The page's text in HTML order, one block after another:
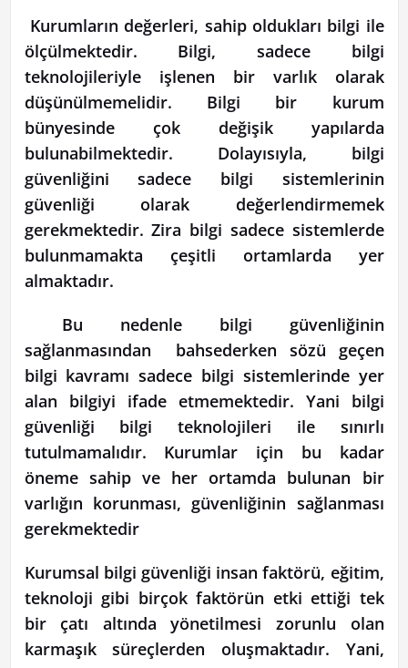
Kurumların değerleri, sahip oldukları bilgi ile
ölçülmektedir. Bilgi, sadece bilgi
teknolojileriyle işlenen bir varlık olarak
düşünülmemelidir. Bilgi bir kurum
bünyesinde çok değişik yapılarda
bulunabilmektedir. Dolayısıyla, bilgi
güvenliğini sadece bilgi sistemlerinin
güvenliği olarak değerlendirmemek
gerekmektedir. Zira bilgi sadece sistemlerde
bulunmamakta çeşitli ortamlarda yer
almaktadır.
Bu nedenle bilgi güvenliğinin
sağlanmasından bahsederken sözü geçen
bilgi kavramı sadece bilgi sistemlerinde yer
alan bilgiyi ifade etmemektedir. Yani bilgi
güvenliği bilgi teknolojileri ile sınırlı
tutulmamalıdır. Kurumlar için bu kadar
öneme sahip ve her ortamda bulunan bir
varlığın korunması, güvenliğinin sağlanması
gerekmektedir
Kurumsal bilgi güvenliği insan faktörü, eğitim,
teknoloji gibi birçok faktörün etki ettiği tek
bir çatı altında yönetilmesi zorunlu olan
karmaşık süreçlerden oluşmaktadır. Yani,